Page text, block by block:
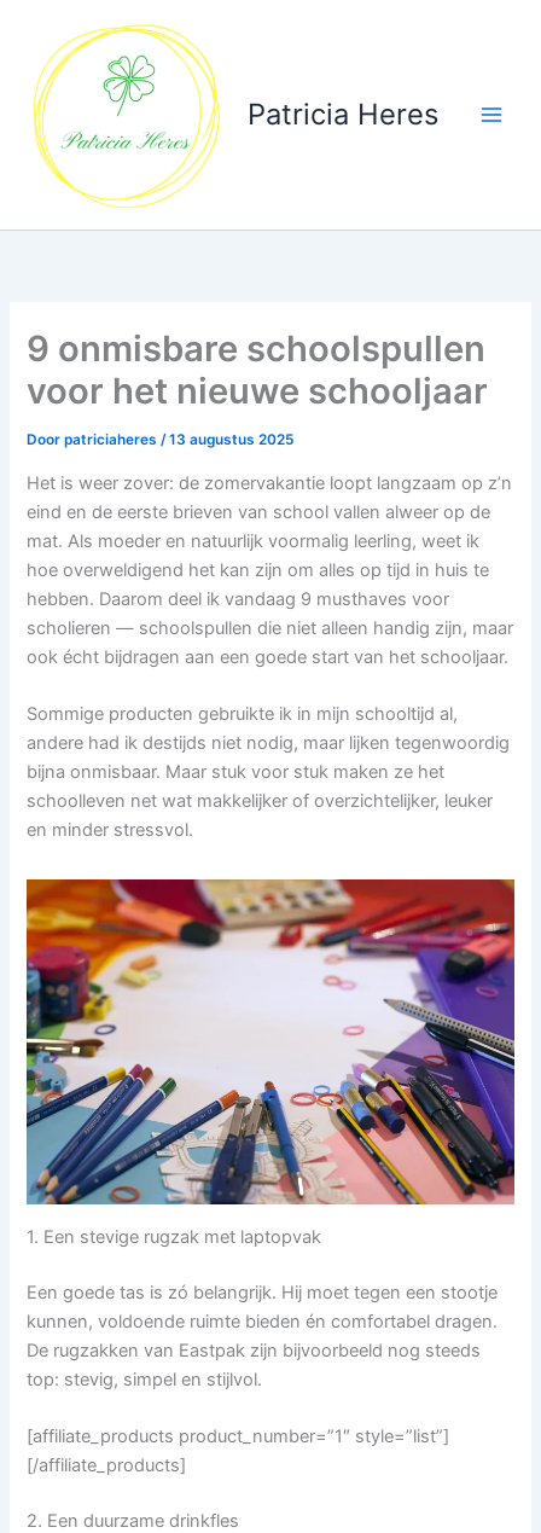
inhoud
Patricia Heres
9 onmisbare schoolspullen
voor het nieuwe schooljaar
Doorpatriciaheres/13 augustus 2025
Het is weer zover: de zomervakantie loopt langzaam op z’n
eind en de eerste brieven van school vallen alweer op de
mat. Als moeder en natuurlijk voormalig leerling, weet ik
hoe overweldigend het kan zijn om alles op tijd in huis te
hebben. Daarom deel ik vandaag 9 musthaves voor
scholieren — schoolspullen die niet alleen handig zijn, maar
ook écht bijdragen aan een goede start van het schooljaar.
Sommige producten gebruikte ik in mijn schooltijd al,
andere had ik destijds niet nodig, maar lijken tegenwoordig
bijna onmisbaar. Maar stuk voor stuk maken ze het
schoolleven net wat makkelijker of overzichtelijker, leuker
en minder stressvol.
1. Een stevige rugzak met laptopvak
Een goede tas is zó belangrijk. Hij moet tegen een stootje
kunnen, voldoende ruimte bieden én comfortabel dragen.
De rugzakken van Eastpak zijn bijvoorbeeld nog steeds
top: stevig, simpel en stijlvol.
[affiliate_products product_number=”1″ style=”list”]
[/affiliate_products]
2. Een duurzame drinkfles